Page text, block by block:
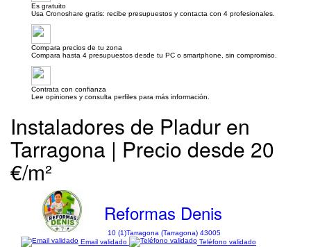
Es gratuito
Usa Cronoshare gratis: recibe presupuestos y contacta con 4 profesionales.
Compara precios de tu zona
Compara hasta 4 presupuestos desde tu PC o smartphone, sin compromiso.
Contrata con confianza
Lee opiniones y consulta perfiles para más información.
Instaladores de Pladur en
Tarragona | Precio desde 20
€/m²
Reformas Denis
10 (1)Tarragona (Tarragona) 43005
Email validado
Teléfono validado